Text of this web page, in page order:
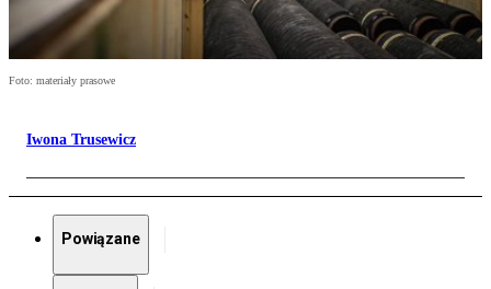
Foto: materiały prasowe
Iwona Trusewicz
Powiązane